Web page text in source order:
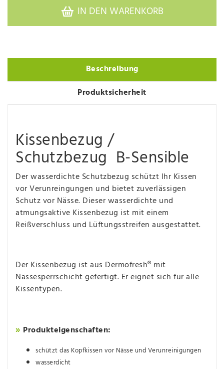
IN DEN WARENKORB
Beschreibung
Produktsicherheit
Kissenbezug /
Schutzbezug B-Sensible
Der wasserdichte Schutzbezug schützt Ihr Kissen
vor Verunreingungen und bietet zuverlässigen
Schutz vor Nässe. Dieser wasserdichte und
atmungsaktive Kissenbezug ist mit einem
Reißverschluss und Lüftungsstreifen ausgestattet.
Der Kissenbezug ist aus Dermofresh® mit
Nässesperrschicht gefertigt. Er eignet sich für alle
Kissentypen.
» Produkteigenschaften:
schützt das Kopfkissen vor Nässe und Verunreinigungen
wasserdicht